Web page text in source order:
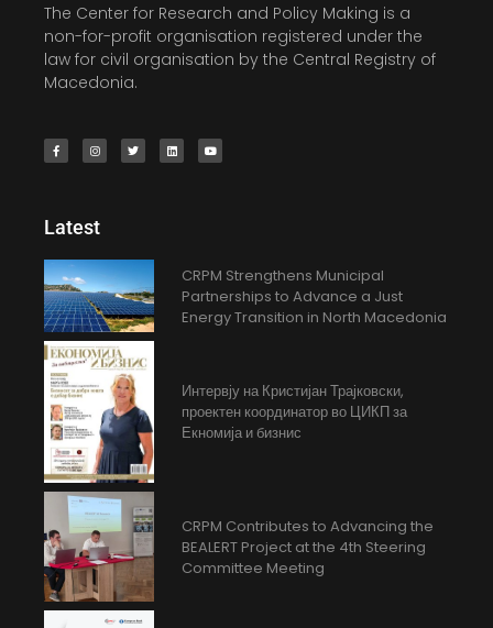
The Center for Research and Policy Making is a
non-for-profit organisation registered under the
law for civil organisation by the Central Registry of
Macedonia.
Latest
CRPM Strengthens Municipal
Partnerships to Advance a Just
Energy Transition in North Macedonia
Интервју на Кристијан Трајковски,
проектен координатор во ЦИКП за
Екномија и бизнис
CRPM Contributes to Advancing the
BEALERT Project at the 4th Steering
Committee Meeting